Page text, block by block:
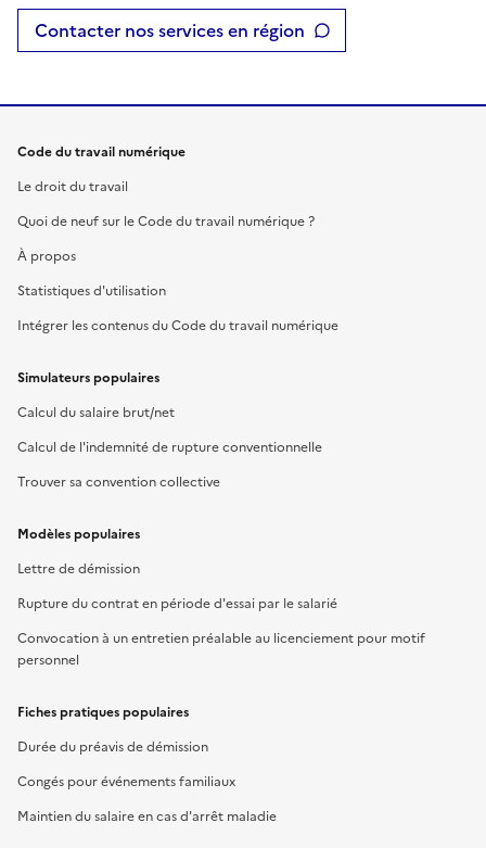
Contacter nos services en région
Code du travail numérique
Le droit du travail
Quoi de neuf sur le Code du travail numérique ?
À propos
Statistiques d'utilisation
Intégrer les contenus du Code du travail numérique
Simulateurs populaires
Calcul du salaire brut/net
Calcul de l'indemnité de rupture conventionnelle
Trouver sa convention collective
Modèles populaires
Lettre de démission
Rupture du contrat en période d'essai par le salarié
Convocation à un entretien préalable au licenciement pour motif
personnel
Fiches pratiques populaires
Durée du préavis de démission
Congés pour événements familiaux
Maintien du salaire en cas d'arrêt maladie